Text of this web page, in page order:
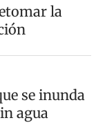
la
se inunda
agua